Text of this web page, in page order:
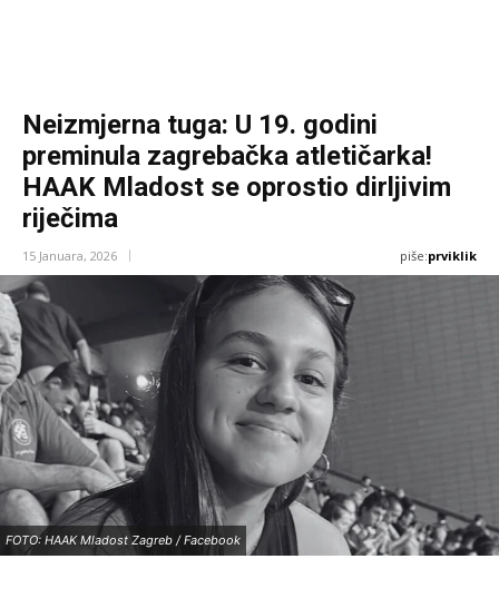
Neizmjerna tuga: U 19. godini
preminula zagrebačka atletičarka!
HAAK Mladost se oprostio dirljivim
riječima
15 Januara, 2026 piše:prviklik
FOTO: HAAK Mladost Zagreb / Facebook